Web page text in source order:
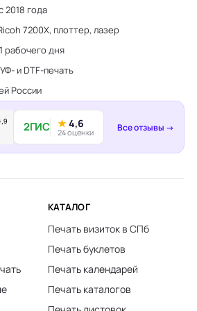
2018 года
7200X, плоттер, лазер
рабочего дня
и DTF-печать
России
2ГИС ★4,6
24 оценки Все отзывы →
КАТАЛОГ
Печать визиток в СПб
Печать буклетов
Печать календарей
Печать каталогов